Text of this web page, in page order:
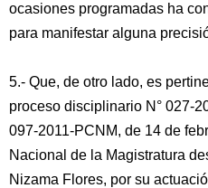
ocasiones programadas ha
para manifestar alguna
5.- Que, de otro lado, es
proceso disciplinario N° 027-
097-2011-PCNM, de 14 de
Nacional de la Magistratura
Nizama Flores, por su